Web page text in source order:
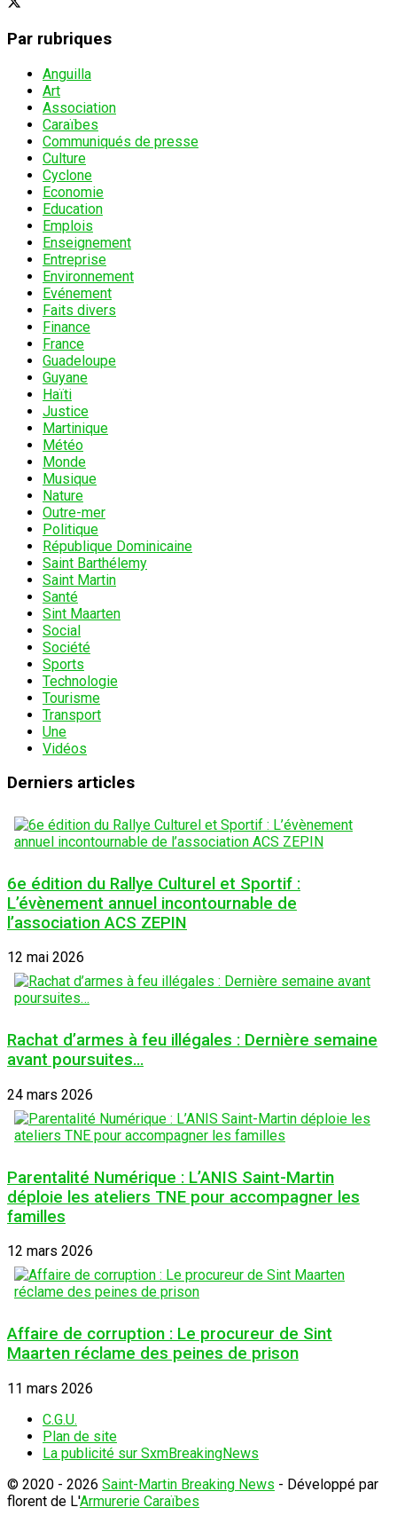
Par rubriques
Anguilla
Art
Association
Caraïbes
Communiqués de presse
Culture
Cyclone
Economie
Education
Emplois
Enseignement
Entreprise
Environnement
Evénement
Faits divers
Finance
France
Guadeloupe
Guyane
Haïti
Justice
Martinique
Météo
Monde
Musique
Nature
Outre-mer
Politique
République Dominicaine
Saint Barthélemy
Saint Martin
Santé
Sint Maarten
Social
Société
Sports
Technologie
Tourisme
Transport
Une
Vidéos
Derniers articles
6e édition du Rallye Culturel et Sportif :
L’évènement annuel incontournable de
l’association ACS ZEPIN
12 mai 2026
Rachat d’armes à feu illégales : Dernière semaine
avant poursuites…
24 mars 2026
Parentalité Numérique : L’ANIS Saint-Martin
déploie les ateliers TNE pour accompagner les
familles
12 mars 2026
Affaire de corruption : Le procureur de Sint
Maarten réclame des peines de prison
11 mars 2026
C.G.U.
Plan de site
La publicité sur SxmBreakingNews
© 2020 - 2026 Saint-Martin Breaking News - Développé par
florent de L'Armurerie Caraïbes